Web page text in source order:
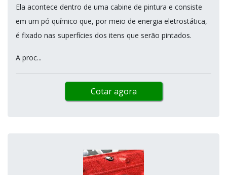
Ela acontece dentro de uma cabine de pintura e consiste
em um pó químico que, por meio de energia eletrostática,
é fixado nas superfícies dos itens que serão pintados.
A proc...
Cotar agora